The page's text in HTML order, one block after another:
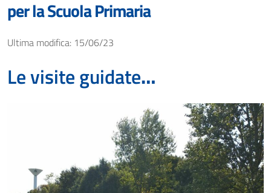
per la Scuola Primaria
Ultima modifica: 15/06/23
Le visite guidate…